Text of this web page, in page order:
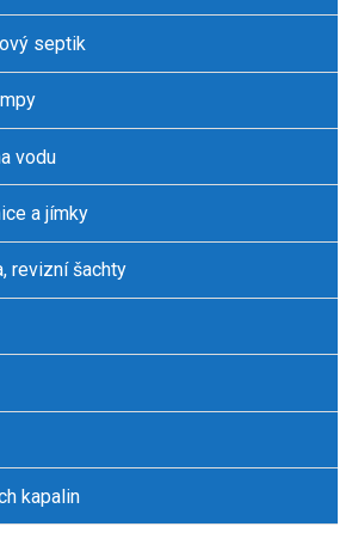
septik
vodu
a jímky
revizní šachty
kapalin